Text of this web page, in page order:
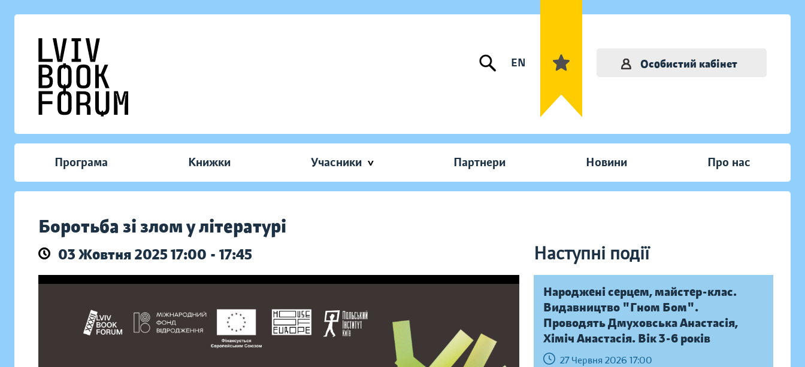
EN Особистий кабінет
Програма Книжки Учасники Партнери Новини Про нас
Боротьба зі злом у літературі
03 Жовтня 2025 17:00 - 17:45 Наступні події
Народжені серцем, майстер-клас.
Видавництво "Гном Бом".
Проводять Дмуховська Анастасія,
Хіміч Анастасія. Вік 3-6 років
27 Червня 2026 17:00